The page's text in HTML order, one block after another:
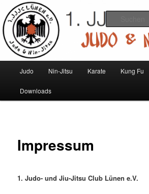
primären
Inhalt
springen1. JJJC Lünen e.V.
Judo und Ninjitsu
Judo Nin-Jitsu Karate Kung Fu
Downloads
Impressum
1. Judo- und Jiu-Jitsu Club Lünen e.V.